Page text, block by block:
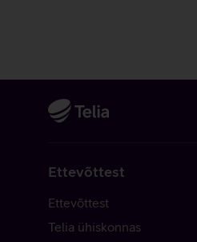
Ettevõttest
Ettevõttest
Telia ühiskonnas